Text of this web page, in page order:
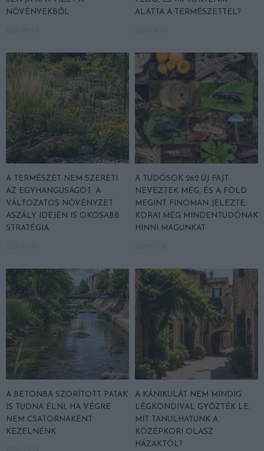
NÖVÉNYEKBŐL
ALATTA A TERMÉSZETTEL?
A TERMÉSZET NEM SZERETI
AZ EGYHANGÚSÁGOT: A
VÁLTOZATOS NÖVÉNYZET
ASZÁLY IDEJÉN IS OKOSABB
STRATÉGIA
A TUDÓSOK 262 ÚJ FAJT
NEVEZTEK MEG, ÉS A FÖLD
MEGINT FINOMAN JELEZTE:
KORAI MÉG MINDENTUDÓNAK
HINNI MAGUNKAT
A BETONBA SZORÍTOTT PATAK
IS TUDNA ÉLNI, HA VÉGRE
NEM CSATORNAKÉNT
KEZELNÉNK
A KÁNIKULÁT NEM MINDIG
LÉGKONDIVAL GYŐZTÉK LE:
MIT TANULHATUNK A
KÖZÉPKORI OLASZ
HÁZAKTÓL?